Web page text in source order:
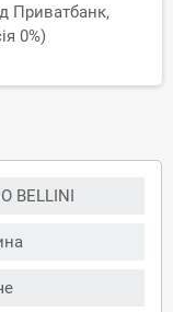
Приватбанк,
0%)
BELLINI